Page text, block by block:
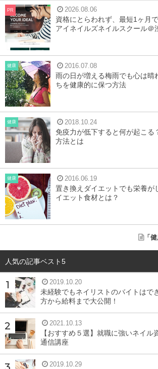
PR 2026.08.06
資格にとらわれず、最短1ヶ月
アイネイルズネイルスクール＠
健康 2016.07.08
雨の日が増える梅雨でも心は晴
ちを健康的に保つ方法
健康 2018.10.24
免疫力が低下すると何が起こる
方法とは
健康 2016.06.19
置き換えダイエットでも栄養が
イエット食材とは？
「
人気の記事ベスト5
2019.10.20
未経験でもネイリストのバイトはで
方から給料まで大公開！
2021.10.13
【おすすめ５選】就職に強いネイル
通信講座
2019.10.29